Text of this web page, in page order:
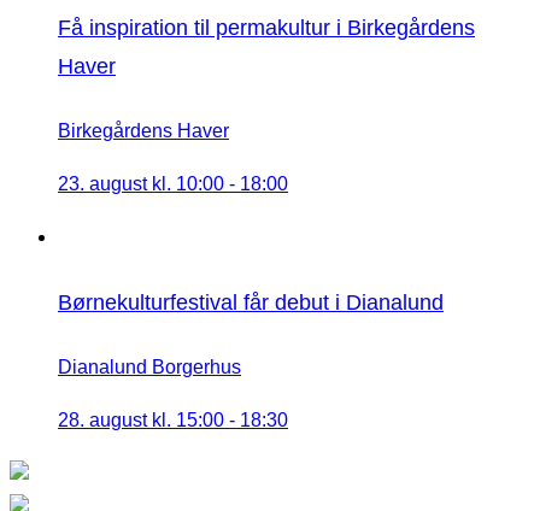
Få inspiration til permakultur i Birkegårdens
Haver
Birkegårdens Haver
23. august kl. 10:00 - 18:00
Børnekulturfestival får debut i Dianalund
Dianalund Borgerhus
28. august kl. 15:00 - 18:30